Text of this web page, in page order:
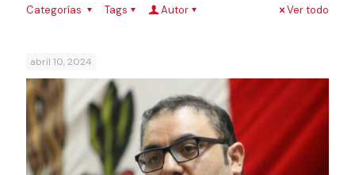
Categorías Tags Autor Ver todo
abril 10, 2024